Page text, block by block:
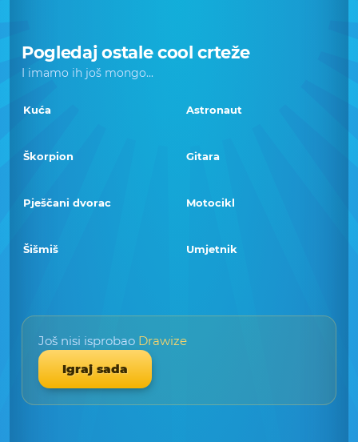
Pogledaj ostale cool crteže
I imamo ih još mongo...
Kuća Astronaut
Škorpion Gitara
Pješčani dvorac Motocikl
Šišmiš Umjetnik
Još nisi isprobao Drawize
Igraj sada